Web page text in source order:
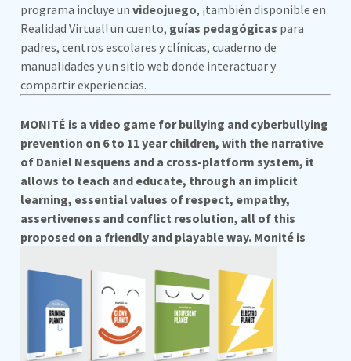
programa incluye un videojuego, ¡también disponible en
Realidad Virtual! un cuento, guías pedagógicas para
padres, centros escolares y clínicas, cuaderno de
manualidades y un sitio web donde interactuar y
compartir experiencias.
MONITÉ is a video game for bullying and cyberbullying
prevention on 6 to 11 year children, with the narrative
of Daniel Nesquens and a cross-platform system, it
allows to teach and educate, through an implicit
learning, essential values ​​of respect, empathy,
assertiveness and conflict resolution, all of this
proposed on a friendly and playable way. Monité is